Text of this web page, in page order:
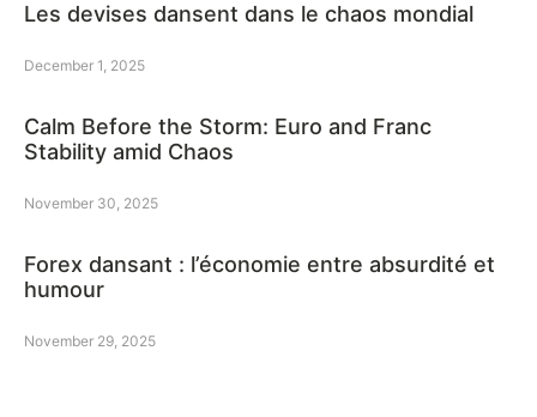
Les devises dansent dans le chaos mondial
December 1, 2025
Calm Before the Storm: Euro and Franc
Stability amid Chaos
November 30, 2025
Forex dansant : l’économie entre absurdité et
humour
November 29, 2025